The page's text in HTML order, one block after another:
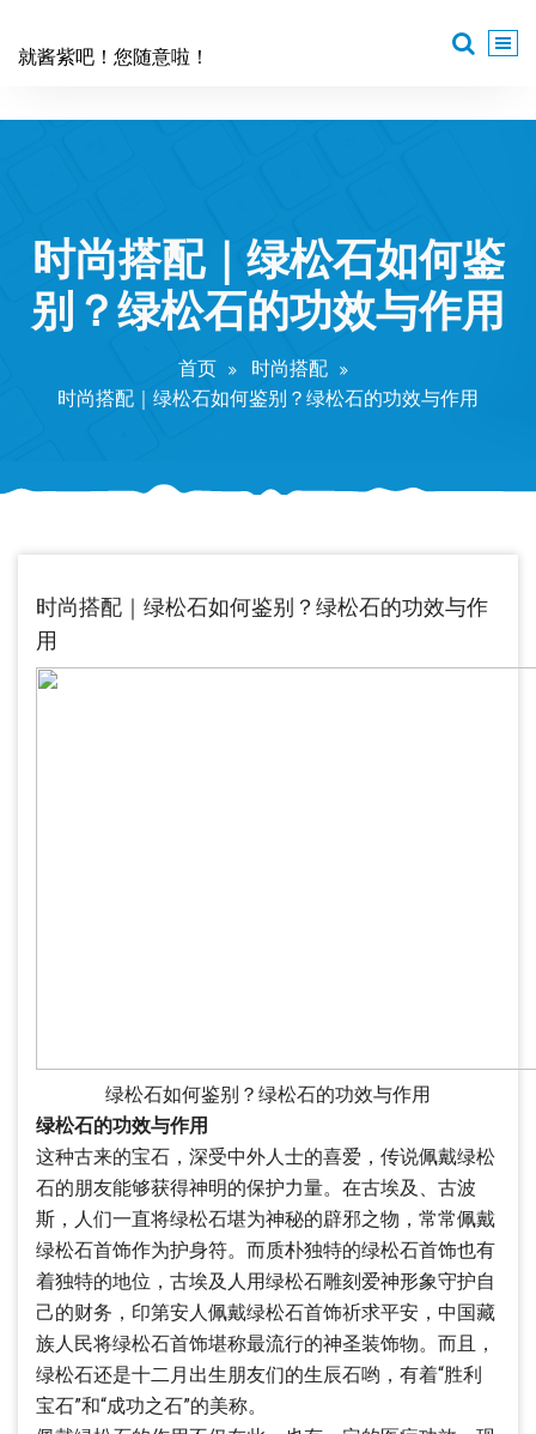
就酱紫吧！您随意啦！
时尚搭配｜绿松石如何鉴
别？绿松石的功效与作用
首页
时尚搭配
时尚搭配｜绿松石如何鉴别？绿松石的功效与作用
时尚搭配｜绿松石如何鉴别？绿松石的功效与作
用
绿松石如何鉴别？绿松石的功效与作用
绿松石的功效与作用
这种古来的宝石，深受中外人士的喜爱，传说佩戴绿松
石的朋友能够获得神明的保护力量。在古埃及、古波
斯，人们一直将绿松石堪为神秘的辟邪之物，常常佩戴
绿松石首饰作为护身符。而质朴独特的绿松石首饰也有
着独特的地位，古埃及人用绿松石雕刻爱神形象守护自
己的财务，印第安人佩戴绿松石首饰祈求平安，中国藏
族人民将绿松石首饰堪称最流行的神圣装饰物。而且，
绿松石还是十二月出生朋友们的生辰石哟，有着“胜利
宝石”和“成功之石”的美称。